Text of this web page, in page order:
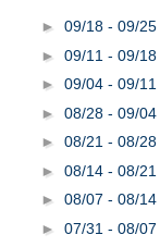
► 09/18 - 09/25
► 09/11 - 09/18
► 09/04 - 09/11
► 08/28 - 09/04
► 08/21 - 08/28
► 08/14 - 08/21
► 08/07 - 08/14
► 07/31 - 08/07